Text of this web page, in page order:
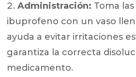
Administración: Toma
ibuprofeno con un vaso
ayuda a evitar irritaciones
garantiza la correcta
medicamento.